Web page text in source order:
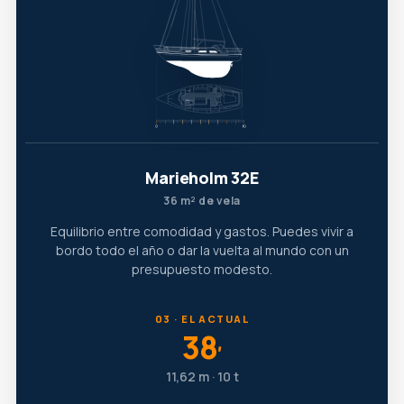
Marieholm 32E
36 m² de vela
Equilibrio entre comodidad y gastos. Puedes vivir a
bordo todo el año o dar la vuelta al mundo con un
presupuesto modesto.
03 · EL ACTUAL
38′
11,62 m · 10 t